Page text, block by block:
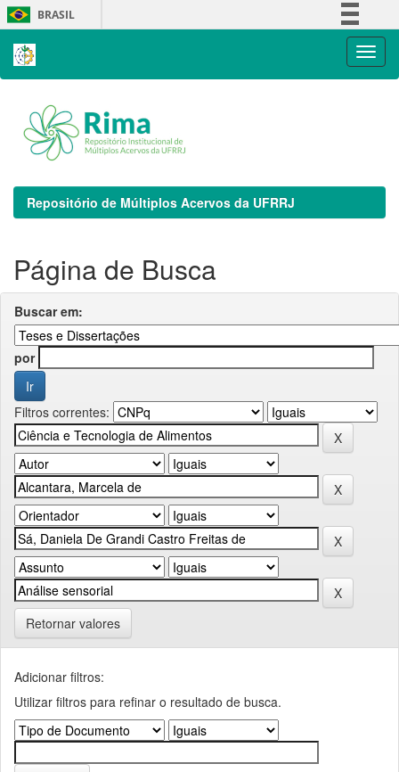
Skip
navigation
BRASIL
Repositório de Múltiplos Acervos da UFRRJ
Página de Busca
Buscar em:
por
Filtros correntes:
Retornar valores
Adicionar filtros:
Utilizar filtros para refinar o resultado de busca.